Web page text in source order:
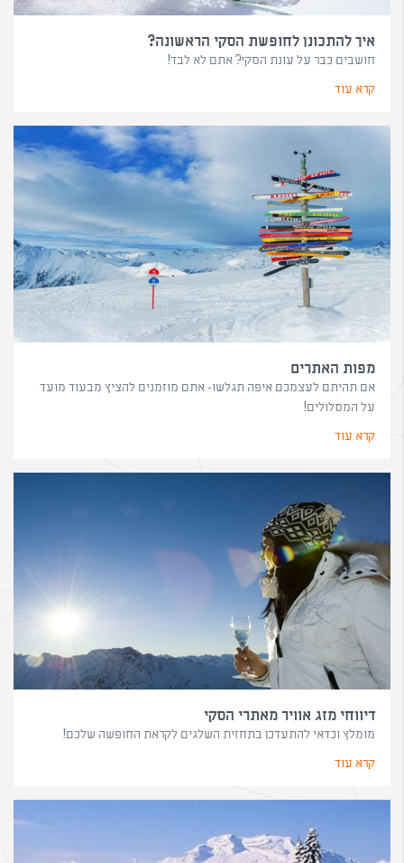
איך להתכונן לחופשת הסקי הראשונה?
חושבים כבר על עונת הסקי? אתם לא לבד!
קרא עוד
מפות האתרים
אם תהיתם לעצמכם איפה תגלשו- אתם מוזמנים להציץ מבעוד מועד
על המסלולים!
קרא עוד
דיווחי מזג אוויר מאתרי הסקי
מומלץ וכדאי להתעדכן בתחזית השלגים לקראת החופשה שלכם!
קרא עוד